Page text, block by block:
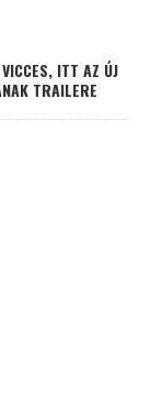
ITT AZ ÚJ
TRAILERE